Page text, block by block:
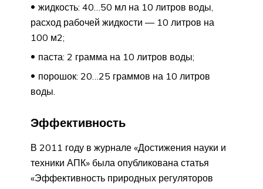
жидкость: 40…50 мл на 10 литров воды,
расход рабочей жидкости — 10 литров на
100 м2;
паста: 2 грамма на 10 литров воды;
порошок: 20…25 граммов на 10 литров
воды.
Эффективность
В 2011 году в журнале «Достижения науки и
техники АПК» была опубликована статья
«Эффективность природных регуляторов